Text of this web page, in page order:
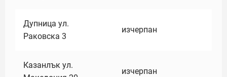
Дупница ул.
Раковска 3
изчерпан
Казанлък ул.
изчерпан